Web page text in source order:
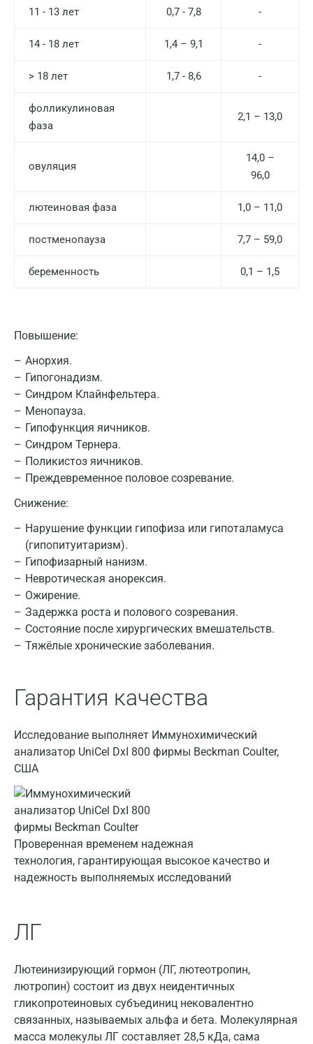
11 - 13 лет 0,7 - 7,8 -
14 - 18 лет 1,4 – 9,1 -
> 18 лет 1,7 - 8,6 -
фолликулиновая
фаза
2,1 – 13,0
овуляция
14,0 –
96,0
лютеиновая фаза 1,0 – 11,0
постменопауза 7,7 – 59,0
беременность 0,1 – 1,5
Повышение:
Анорхия.
Гипогонадизм.
Синдром Клайнфельтера.
Менопауза.
Гипофункция яичников.
Синдром Тернера.
Поликистоз яичников.
Преждевременное половое созревание.
Снижение:
Нарушение функции гипофиза или гипоталамуса
(гипопитуитаризм).
Гипофизарный нанизм.
Невротическая анорексия.
Ожирение.
Задержка роста и полового созревания.
Состояние после хирургических вмешательств.
Тяжёлые хронические заболевания.
Гарантия качества
Исследование выполняет Иммунохимический
анализатор UniCel DxI 800 фирмы Beckman Coulter,
США
Проверенная временем надежная
технология, гарантирующая высокое качество и
надежность выполняемых исследований
ЛГ
Лютеинизирующий гормон (ЛГ, лютеотропин,
лютропин) состоит из двух неидентичных
гликопротеиновых субъединиц нековалентно
связанных, называемых альфа и бета. Молекулярная
масса молекулы ЛГ составляет 28,5 кДа, сама
Москва
Санкт-Петербург
Апрелевка
Армавир
Астрахань
Балашиха
Барнаул
Великий Новгород
Видное
Владимир
Волгоград
Волжский
Воронеж
Всеволожск
Гатчина
Голубое
Дзержинск
Дзержинский
Екатеринбург
Жуковский
Звенигород